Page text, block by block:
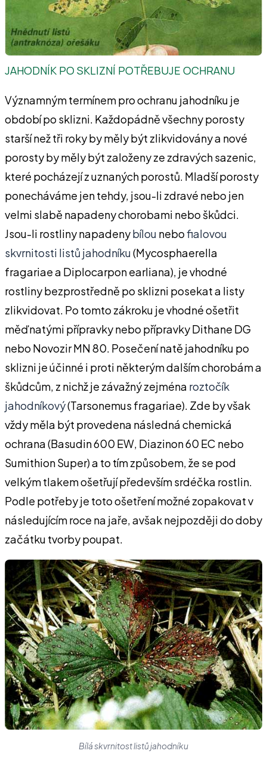
JAHODNÍK PO SKLIZNÍ POTŘEBUJE OCHRANU
Významným termínem pro ochranu jahodníku je
období po sklizni. Každopádně všechny porosty
starší než tři roky by měly být zlikvidovány a nové
porosty by měly být založeny ze zdravých sazenic,
které pocházejí z uznaných porostů. Mladší porosty
ponecháváme jen tehdy, jsou-li zdravé nebo jen
velmi slabě napadeny chorobami nebo škůdci.
Jsou-li rostliny napadenybílou nebofialovou
skvrnitosti listů jahodníku(Mycosphaerella
fragariae a Diplocarpon earliana), je vhodné
rostliny bezprostředně po sklizni posekat a listy
zlikvidovat. Po tomto zákroku je vhodné ošetřit
měďnatými přípravky nebo přípravky Dithane DG
nebo Novozir MN 80. Posečení natě jahodníku po
sklizni je účinné i proti některým dalším chorobám a
škůdcům, z nichž je závažný zejména roztočík
jahodníkový(Tarsonemus fragariae). Zde by však
vždy měla být provedena následná chemická
ochrana (Basudin 600 EW, Diazinon 60 EC nebo
Sumithion Super) a to tím způsobem, že se pod
velkým tlakem ošetřují především srdéčka rostlin.
Podle potřeby je toto ošetření možné zopakovat v
následujícím roce na jaře, avšak nejpozději do doby
začátku tvorby poupat.
Bílá skvrnitost listů jahodníku